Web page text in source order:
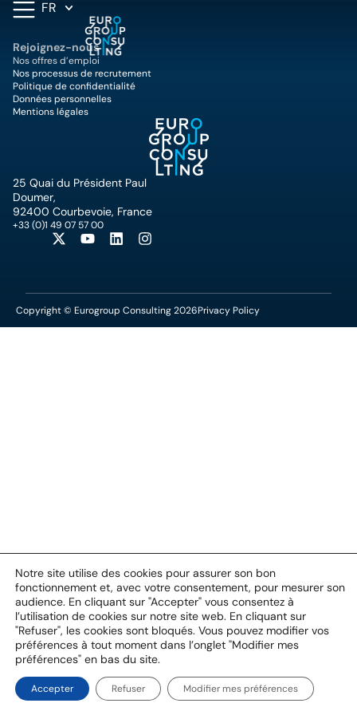
FR
25 Quai du Président Paul
Doumer,
92400 Courbevoie, France
+33 (0)1 49 07 57 00
Rejoignez-nous
Nos offres d’emploi
Nos processus de recrutement
Politique de confidentialité
Données personnelles
Mentions légales
Copyright © Eurogroup Consulting 2026Privacy Policy
Notre site utilise des cookies pour assurer son bon
fonctionnement et, avec votre consentement, pour mesurer son
audience. En cliquant sur "Accepter" vous consentez à
l’utilisation de cookies sur notre site web. En cliquant sur
"Refuser", les cookies sont bloqués. Vous pouvez modifier vos
préférences à tout moment dans l’onglet "Modifier mes
préférences" en bas du site.
Accepter Refuser Modifier mes préférences